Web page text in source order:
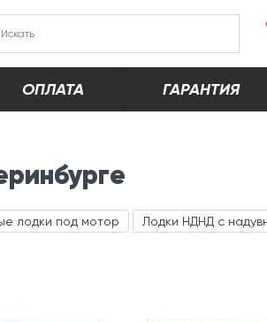
ОПЛАТА ГАРАНТИЯ
лодки под мотор
Лодки НДНД с